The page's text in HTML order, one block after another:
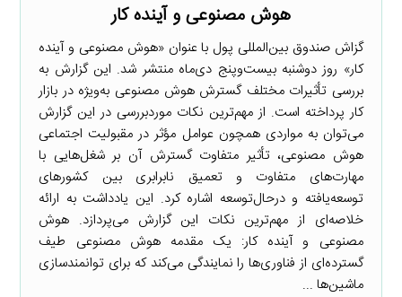
هوش مصنوعی و آینده کار
گزاش صندوق بین‌المللی پول با عنوان «هوش مصنوعی و آینده
کار» روز دوشنبه بیست‌وپنج دی‌ماه منتشر شد. این گزارش به
بررسی تأثیرات مختلف گسترش هوش مصنوعی به‌ویژه در بازار
کار پرداخته است. از مهم‌ترین نکات موردبررسی در این گزارش
می‌توان به مواردی همچون عوامل مؤثر در مقبولیت اجتماعی
هوش مصنوعی، تأثیر متفاوت گسترش آن بر شغل‌هایی با
مهارت‌های متفاوت و تعمیق نابرابری بین کشورهای
توسعه‌یافته و درحال‌توسعه اشاره کرد. این یادداشت به ارائه
خلاصه‌ای از مهم‌ترین نکات این گزارش می‌پردازد. هوش
مصنوعی و آینده کار: یک مقدمه هوش مصنوعی طیف
گسترده‌ای از فناوری‌ها را نمایندگی می‌کند که برای توانمندسازی
ماشین‌ها ...